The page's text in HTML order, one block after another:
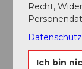
Bahnhof
Öffentliche
Mit dem Zug
Recht,
Ich bin